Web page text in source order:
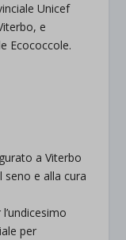
Unicef
e
Ecococcole.
a Viterbo
seno e alla cura
per